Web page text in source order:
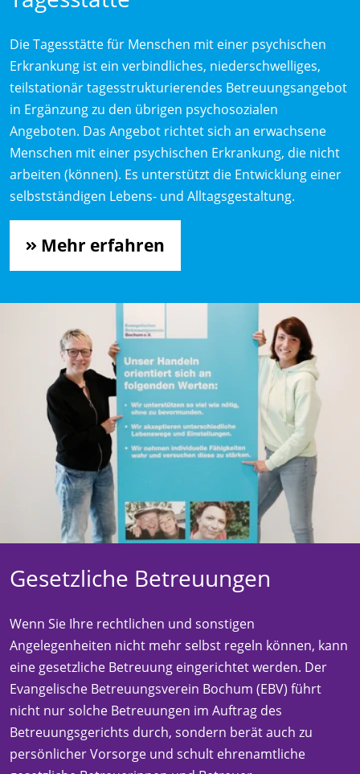
Die Tagesstätte für Menschen mit einer psychischen
Erkrankung ist ein verbindliches, niederschwelliges,
teilstationär tagesstrukturierendes Betreuungsangebot
in Ergänzung zu den übrigen psychosozialen
Angeboten. Das Angebot richtet sich an erwachsene
Menschen mit einer psychischen Erkrankung, die nicht
arbeiten (können). Es unterstützt die Entwicklung einer
selbstständigen Lebens- und Alltagsgestaltung.
Mehr erfahren
Gesetzliche Betreuungen
Wenn Sie Ihre rechtlichen und sonstigen
Angelegenheiten nicht mehr selbst regeln können, kann
eine gesetzliche Betreuung eingerichtet werden. Der
Evangelische Betreuungsverein Bochum (EBV) führt
nicht nur solche Betreuungen im Auftrag des
Betreuungsgerichts durch, sondern berät auch zu
persönlicher Vorsorge und schult ehrenamtliche